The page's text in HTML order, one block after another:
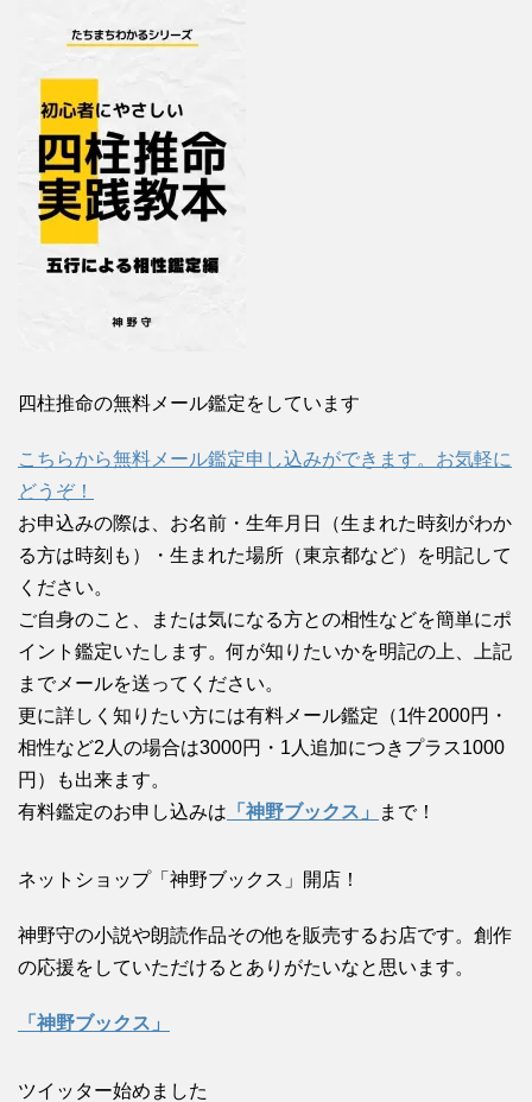
四柱推命の無料メール鑑定をしています
こちらから無料メール鑑定申し込みができます。お気軽に
どうぞ！
お申込みの際は、お名前・生年月日（生まれた時刻がわか
る方は時刻も）・生まれた場所（東京都など）を明記して
ください。
ご自身のこと、または気になる方との相性などを簡単にポ
イント鑑定いたします。何が知りたいかを明記の上、上記
までメールを送ってください。
更に詳しく知りたい方には有料メール鑑定（1件2000円・
相性など2人の場合は3000円・1人追加につきプラス1000
円）も出来ます。
有料鑑定のお申し込みは 「神野ブックス」 まで！
ネットショップ「神野ブックス」開店！
神野守の小説や朗読作品その他を販売するお店です。創作
の応援をしていただけるとありがたいなと思います。
「神野ブックス」
ツイッター始めました